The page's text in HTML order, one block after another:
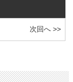
次回へ >>